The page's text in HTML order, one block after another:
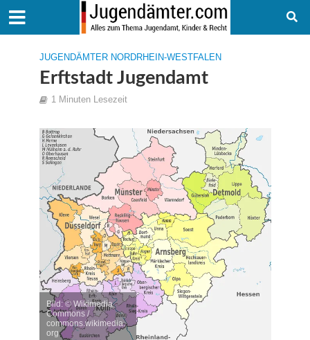
JUGENDÄMTER NORDRHEIN-WESTFALEN
Erftstadt Jugendamt
1 Minuten Lesezeit
Bild: © Wikimedia
Commons /
commons.wikimedia.
org